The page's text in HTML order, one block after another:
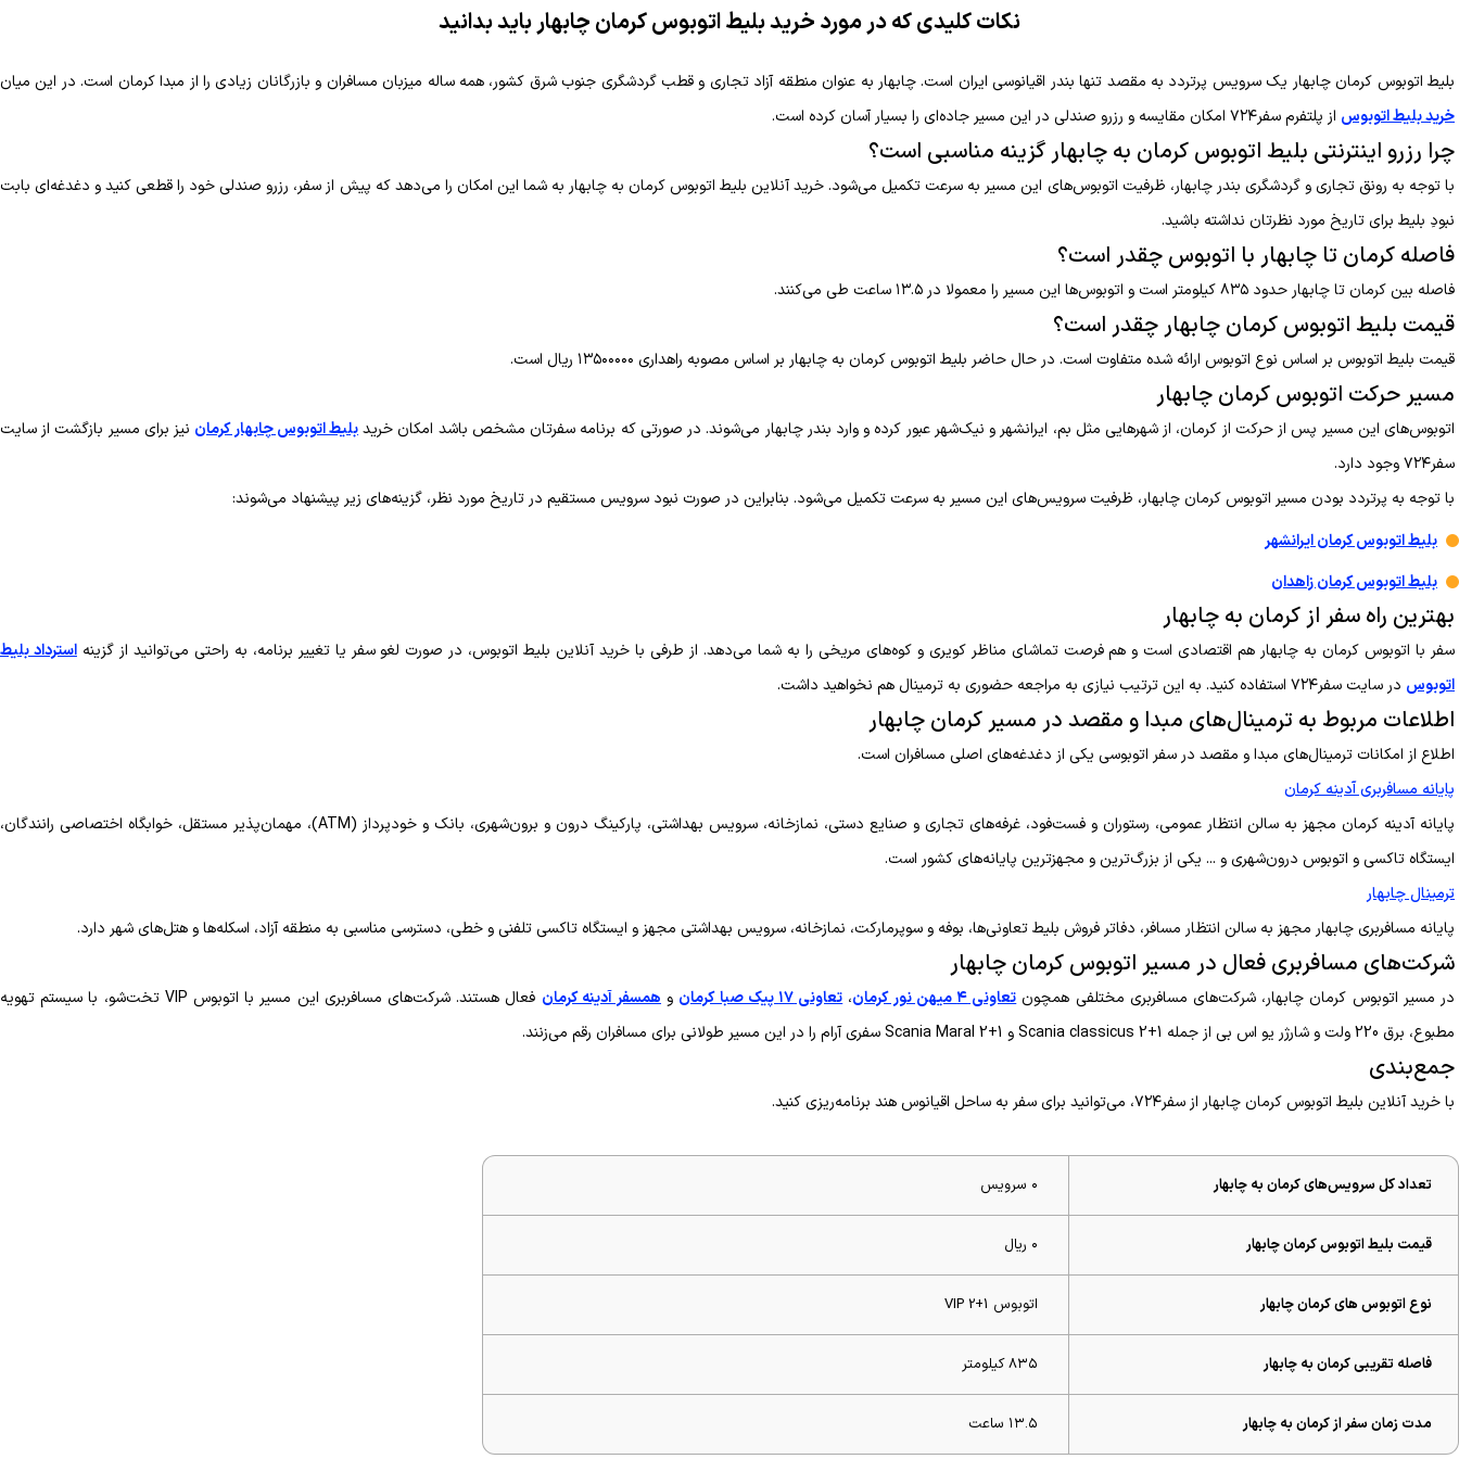
نکات کلیدی که در مورد خرید بلیط اتوبوس کرمان چابهار باید بدانید
تعداد کل سرویس‌های کرمان به چابهار ۰ سرویس
قیمت بلیط اتوبوس کرمان چابهار ۰ ریال
نوع اتوبوس های کرمان چابهار اتوبوس VIP 2+1
فاصله تقریبی کرمان به چابهار ۸۳۵ کیلومتر
مدت زمان سفر از کرمان به چابهار ۱۳.۵ ساعت
بلیط اتوبوس کرمان چابهار یک سرویس پرتردد به مقصد تنها بندر اقیانوسی ایران است. چابهار به عنوان منطقه آزاد تجاری و قطب گردشگری جنوب شرق کشور، همه ساله میزبان مسافران و بازرگانان زیادی را از مبدا کرمان است. در این میان
خرید بلیط اتوبوس از پلتفرم سفر۷۲۴ امکان مقایسه و رزرو صندلی در این مسیر جاده‌ای را بسیار آسان کرده است.
چرا رزرو اینترنتی بلیط اتوبوس کرمان به چابهار گزینه مناسبی است؟
با توجه به رونق تجاری و گردشگری بندر چابهار، ظرفیت اتوبوس‌های این مسیر به سرعت تکمیل می‌شود. خرید آنلاین بلیط اتوبوس کرمان به چابهار به شما این امکان را می‌دهد که پیش از سفر، رزرو صندلی خود را قطعی کنید و دغدغه‌ای بابت
نبودِ بلیط برای تاریخ مورد نظرتان نداشته باشید.
فاصله کرمان تا چابهار با اتوبوس چقدر است؟
فاصله بین کرمان تا چابهار حدود ۸۳۵ کیلومتر است و اتوبوس‌ها این مسیر را معمولا در ۱۳.۵ ساعت طی می‌کنند.
قیمت بلیط اتوبوس کرمان چابهار چقدر است؟
قیمت بلیط اتوبوس بر اساس نوع اتوبوس ارائه شده متفاوت است. در حال حاضر بلیط اتوبوس کرمان به چابهار بر اساس مصوبه راهداری ۱۳۵۰۰۰۰۰ ریال است.
مسیر حرکت اتوبوس کرمان چابهار
اتوبوس‌های این مسیر پس از حرکت از کرمان، از شهرهایی مثل بم، ایرانشهر و نیک‌شهر عبور کرده و وارد بندر چابهار می‌شوند. در صورتی که برنامه سفرتان مشخص باشد امکان خریدبلیط اتوبوس چابهار کرمان نیز برای مسیر بازگشت از سایت
سفر۷۲۴ وجود دارد.
با توجه به پرتردد بودن مسیر اتوبوس کرمان چابهار، ظرفیت سرویس‌های این مسیر به سرعت تکمیل می‌شود. بنابراین در صورت نبود سرویس مستقیم در تاریخ مورد نظر، گزینه‌های زیر پیشنهاد می‌شوند:
بلیط اتوبوس کرمان ایرانشهر
بلیط اتوبوس کرمان زاهدان
بهترین راه سفر از کرمان به چابهار
سفر با اتوبوس کرمان به چابهار هم اقتصادی است و هم فرصت تماشای مناظر کویری و کوه‌های مریخی را به شما می‌دهد. از طرفی با خرید آنلاین بلیط اتوبوس، در صورت لغو سفر یا تغییر برنامه، به راحتی می‌توانید از گزینهاسترداد بلیط
اتوبوس در سایت سفر۷۲۴ استفاده کنید. به این ترتیب نیازی به مراجعه حضوری به ترمینال هم نخواهید داشت.
اطلاعات مربوط به ترمینال‌های مبدا و مقصد در مسیر کرمان چابهار
اطلاع از امکانات ترمینال‌های مبدا و مقصد در سفر اتوبوسی یکی از دغدغه‌های اصلی مسافران است.
پایانه مسافربری آدینه کرمان
پایانه آدینه کرمان مجهز به سالن انتظار عمومی، رستوران و فست‌فود، غرفه‌های تجاری و صنایع دستی، نمازخانه، سرویس بهداشتی، پارکینگ درون و برون‌شهری، بانک و خودپرداز (ATM)، مهمان‌پذیر مستقل، خوابگاه اختصاصی رانندگان،
ایستگاه تاکسی و اتوبوس درون‌شهری و ... یکی از بزرگ‌ترین و مجهزترین پایانه‌های کشور است.
ترمینال چابهار
پایانه مسافربری چابهار مجهز به سالن انتظار مسافر، دفاتر فروش بلیط تعاونی‌ها، بوفه و سوپرمارکت، نمازخانه، سرویس بهداشتی مجهز و ایستگاه تاکسی تلفنی و خطی، دسترسی مناسبی به منطقه آزاد، اسکله‌ها و هتل‌های شهر دارد.
شرکت‌های مسافربری فعال در مسیر اتوبوس کرمان چابهار
در مسیر اتوبوس کرمان چابهار، شرکت‌های مسافربری مختلفی همچونتعاونی ۴ میهن نور کرمان ،تعاونی ۱۷ پیک صبا کرمان و همسفر آدینه کرمان
فعال هستند. شرکت‌های مسافربری این مسیر با اتوبوس VIP تخت‌شو، با سیستم تهویه
مطبوع، برق 220 ولت و شارژر یو اس بی از جمله Scania classicus 2+1 و Scania Maral 2+1 سفری آرام را در این مسیر طولانی برای مسافران رقم می‌زنند.
جمع‌بندی
با خرید آنلاین بلیط اتوبوس کرمان چابهار از سفر۷۲۴، می‌توانید برای سفر به ساحل اقیانوس هند برنامه‌ریزی کنید.